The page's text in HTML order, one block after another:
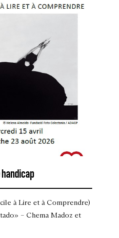
à Lire et à Comprendre)
– Chema Madoz et